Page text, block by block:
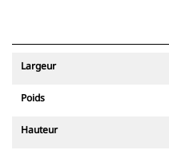
Largeur
Poids
Hauteur